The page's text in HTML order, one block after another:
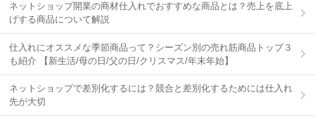
ネットショップ開業の商材仕入れでおすすめな商品とは？売上を底上
げする商品について解説
仕入れにオススメな季節商品って？シーズン別の売れ筋商品トップ３
も紹介 【新生活/母の日/父の日/クリスマス/年末年始】
ネットショップで差別化するには？競合と差別化するためには仕入れ
先が大切